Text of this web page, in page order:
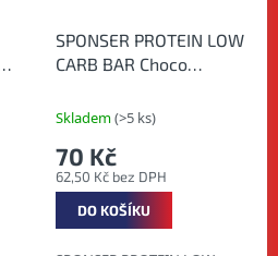
SPONSER PROTEIN LOW
CARB BAR Choco
Carb tyčinka
Skladem(>5 ks)
62,50 Kč bez DPH
70 Kč
DO KOŠÍKU